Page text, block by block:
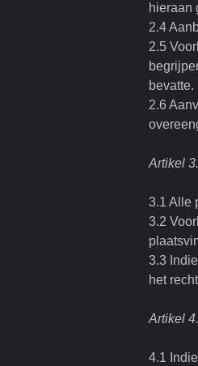
hieraan
2.4
2.5
bevatte.
2.6
Artikel
3.1 Alle
3.2
3.3
het
Artikel
4.1